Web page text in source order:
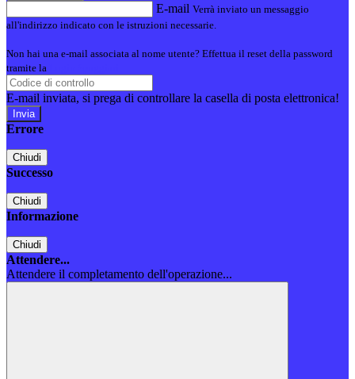
E-mail Verrà inviato un messaggio
all'indirizzo indicato con le istruzioni necessarie.
Non hai una e-mail associata al nome utente? Effettua il reset della password
tramite la
E-mail inviata, si prega di controllare la casella di posta elettronica!
Errore
Chiudi
Successo
Chiudi
Informazione
Chiudi
Attendere...
Attendere il completamento dell'operazione...